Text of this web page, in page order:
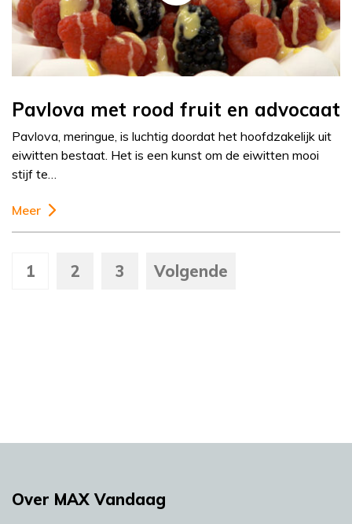
Pavlova met rood fruit en advocaat
Pavlova, meringue, is luchtig doordat het hoofdzakelijk uit
eiwitten bestaat. Het is een kunst om de eiwitten mooi
stijf te…
Meer
1 2 3 Volgende
Over MAX Vandaag